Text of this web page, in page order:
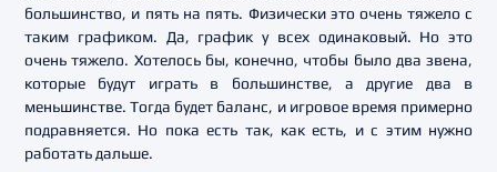
большинство, и пять на пять. Физически это очень тяжело с
таким графиком. Да, график у всех одинаковый. Но это
очень тяжело. Хотелось бы, конечно, чтобы было два звена,
которые будут играть в большинстве, а другие два в
меньшинстве. Тогда будет баланс, и игровое время примерно
подравняется. Но пока есть так, как есть, и с этим нужно
работать дальше.